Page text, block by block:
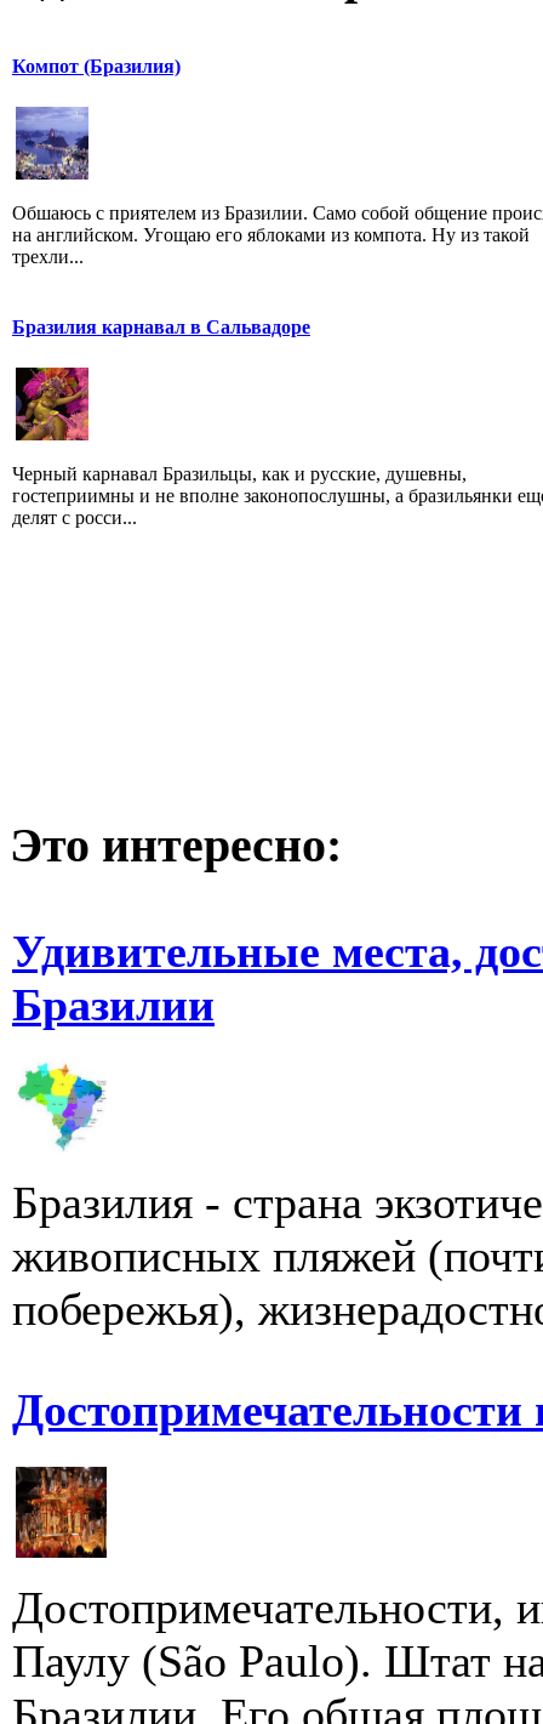
Компот (Бразилия)
Обшаюсь с приятелем из Бразилии. Само собой общение
на английском. Угощаю его яблоками из компота. Ну из такой
трехли...
Бразилия карнавал в Сальвадоре
Черный карнавал Бразильцы, как и русские, душевны,
гостеприимны и не вполне законопослушны, а бразильянки
делят с росси...
Это интересно:
Удивительные места,
Бразилии
Бразилия - страна
живописных пляжей
побережья),
Достопримечательности,
Паулу (São Paulo). Штат